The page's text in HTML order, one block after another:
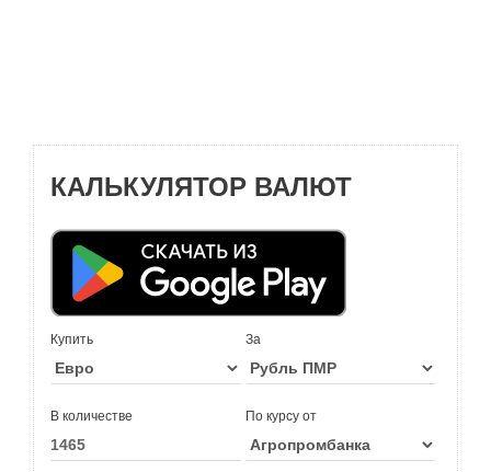
КАЛЬКУЛЯТОР ВАЛЮТ
Купить За
В количестве По курсу от